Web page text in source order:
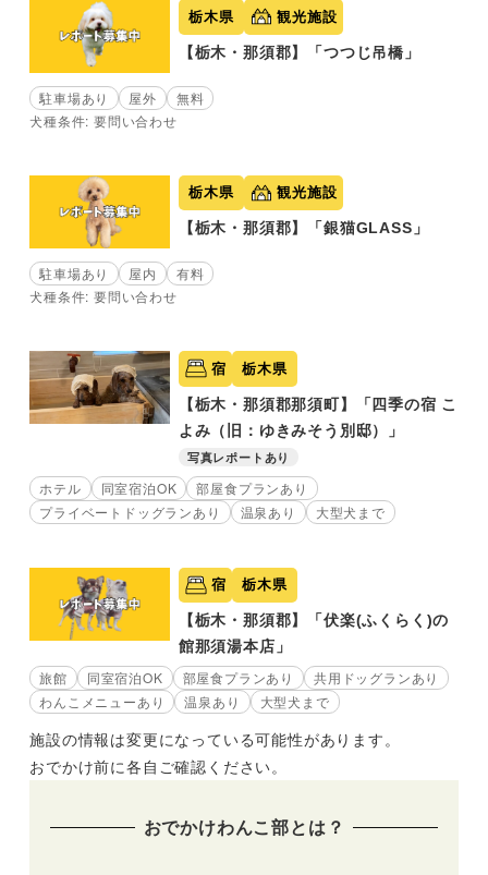
栃木県 観光施設
【栃木・那須郡】「つつじ吊橋」
駐車場あり 屋外
無料
犬種条件: 要問い合わせ
栃木県 観光施設
【栃木・那須郡】「銀猫GLASS」
駐車場あり 屋内
有料
犬種条件: 要問い合わせ
宿 栃木県
【栃木・那須郡那須町】「四季の宿 こ
よみ（旧：ゆきみそう別邸）」
写真レポートあり
ホテル 同室宿泊OK
部屋食プランあり
プライベートドッグランあり
温泉あり 大型犬まで
宿 栃木県
【栃木・那須郡】「伏楽(ふくらく)の
館那須湯本店」
旅館 同室宿泊OK 部屋食プランあり
共用ドッグランあり
わんこメニューあり
温泉あり 大型犬まで
施設の情報は変更になっている可能性があります。
おでかけ前に各自ご確認ください。
おでかけわんこ部とは？